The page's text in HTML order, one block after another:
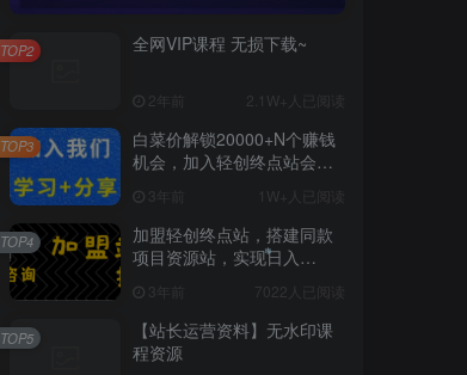
全网VIP课程 无损下载~
2年前 2.1W+人已阅读
TOP2
白菜价解锁20000+N个赚钱
机会，加入轻创终点站会
3年前 1W+人已阅读
TOP3
加盟轻创终点站，搭建同款
项目资源站，实现日入
3年前 7022人已阅读
TOP4
【站长运营资料】无水印课
程资源
TOP5
❄
❄